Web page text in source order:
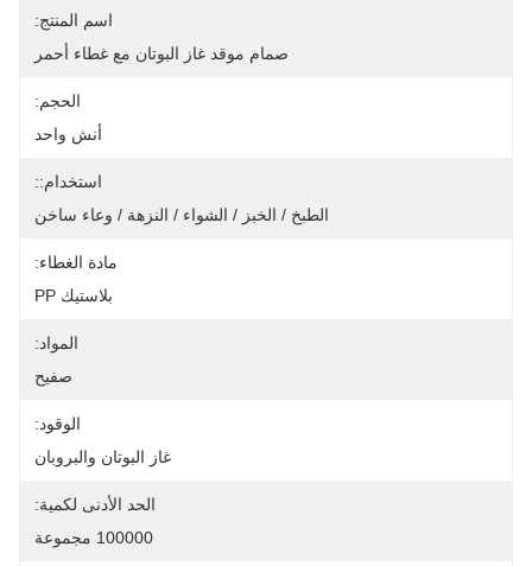
اسم المنتج:
صمام موقد غاز البوتان مع غطاء أحمر
الحجم:
أنش واحد
استخدام::
الطبخ / الخبز / الشواء / النزهة / وعاء ساخن
مادة الغطاء:
بلاستيك PP
المواد:
صفيح
الوقود:
غاز البوتان والبروبان
الحد الأدنى لكمية:
100000 مجموعة